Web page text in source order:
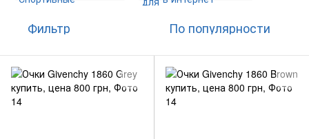
Фильтр По популярности